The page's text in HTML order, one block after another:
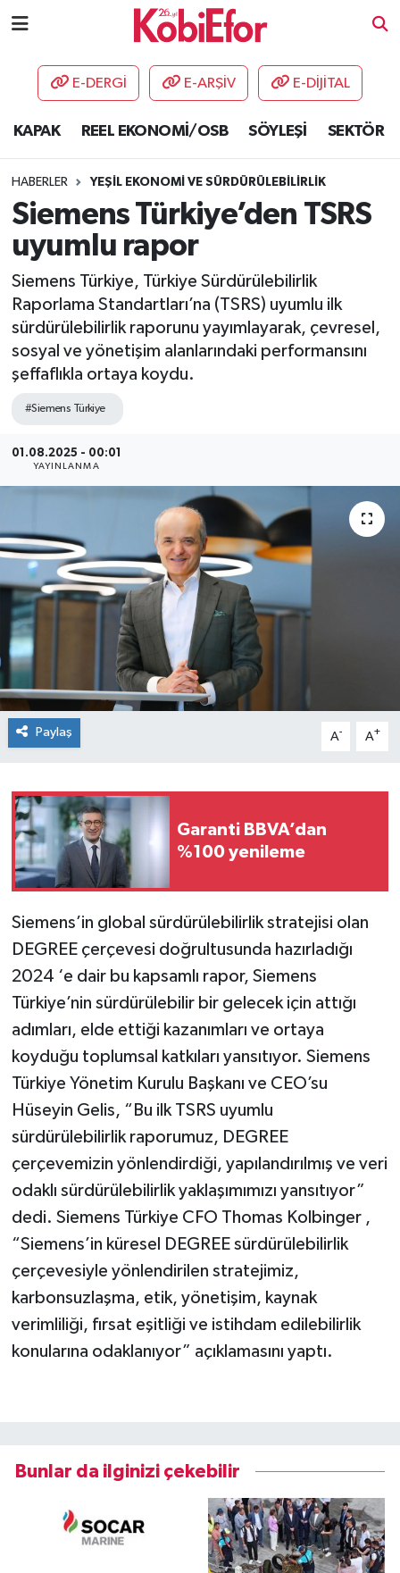
E-DERGİ E-ARŞİV E-DİJİTAL
KAPAK REEL EKONOMİ/OSB SÖYLEŞİ SEKTÖR
HABERLER YEŞİL EKONOMİ VE SÜRDÜRÜLEBİLİRLİK
Siemens Türkiye’den TSRS
uyumlu rapor
Siemens Türkiye, Türkiye Sürdürülebilirlik
Raporlama Standartları’na (TSRS) uyumlu ilk
sürdürülebilirlik raporunu yayımlayarak, çevresel,
sosyal ve yönetişim alanlarındaki performansını
şeffaflıkla ortaya koydu.
#Siemens Türkiye
01.08.2025 - 00:01
YAYINLANMA
Paylaş A- A+
Garanti BBVA’dan
%100 yenileme
Siemens’in global sürdürülebilirlik stratejisi olan
DEGREE çerçevesi doğrultusunda hazırladığı
2024 ‘e dair bu kapsamlı rapor, Siemens
Türkiye’nin sürdürülebilir bir gelecek için attığı
adımları, elde ettiği kazanımları ve ortaya
koyduğu toplumsal katkıları yansıtıyor. Siemens
Türkiye Yönetim Kurulu Başkanı ve CEO’su
Hüseyin Gelis, “Bu ilk TSRS uyumlu
sürdürülebilirlik raporumuz, DEGREE
çerçevemizin yönlendirdiği, yapılandırılmış ve veri
odaklı sürdürülebilirlik yaklaşımımızı yansıtıyor”
dedi. Siemens Türkiye CFO Thomas Kolbinger ,
“Siemens’in küresel DEGREE sürdürülebilirlik
çerçevesiyle yönlendirilen stratejimiz,
karbonsuzlaşma, etik, yönetişim, kaynak
verimliliği, fırsat eşitliği ve istihdam edilebilirlik
konularına odaklanıyor” açıklamasını yaptı.
Bunlar da ilginizi çekebilir
AKADEMİ
DESTEK-TEŞVİK
GÜNCEL
HABERLER
KAPAK
ÜLKE